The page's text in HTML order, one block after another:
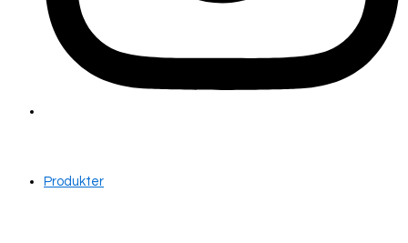
Produkter